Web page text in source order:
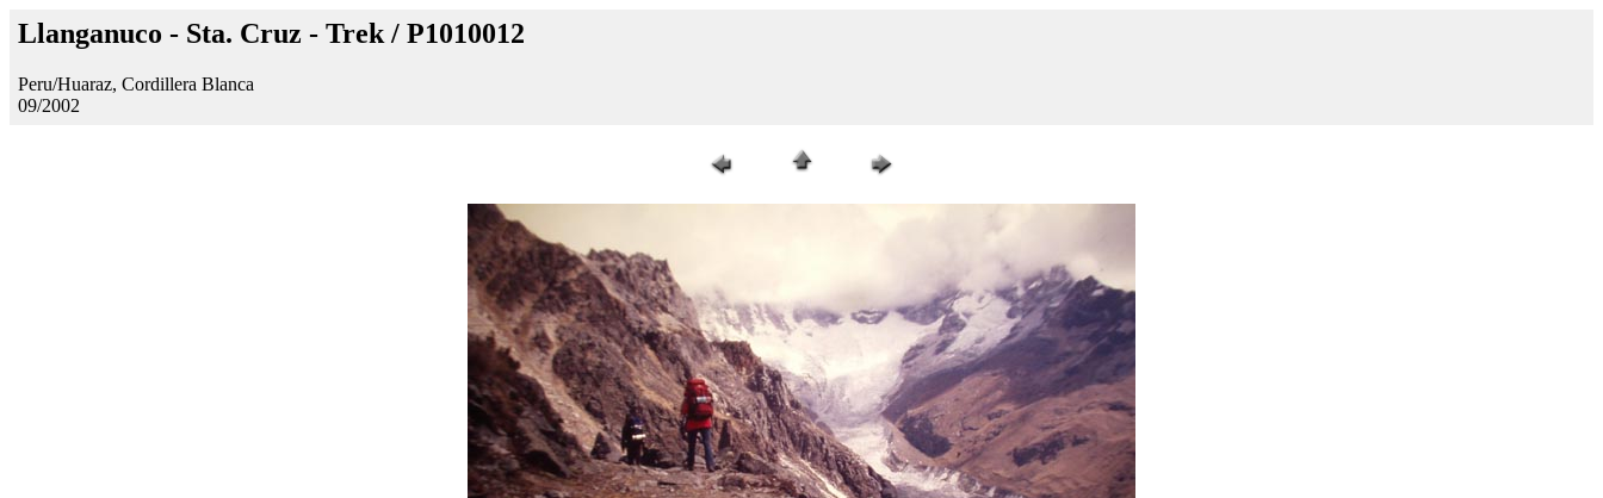
Llanganuco - Sta. Cruz - Trek / P1010012
Peru/Huaraz, Cordillera Blanca
09/2002